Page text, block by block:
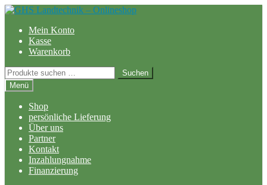
Zur
springen
Zum
springenMein Konto
Kasse
Warenkorb
Suchen
nach:
Suchen
Menü
Shop
persönliche Lieferung
Über uns
Partner
Kontakt
Inzahlungnahme
Finanzierung